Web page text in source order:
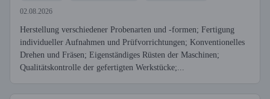
02.08.2026
Herstellung verschiedener Probenarten und -formen; Fertigung
individueller Aufnahmen und Prüfvorrichtungen; Konventionelles
Drehen und Fräsen; Eigenständiges Rüsten der Maschinen;
Qualitätskontrolle der gefertigten Werkstücke;...